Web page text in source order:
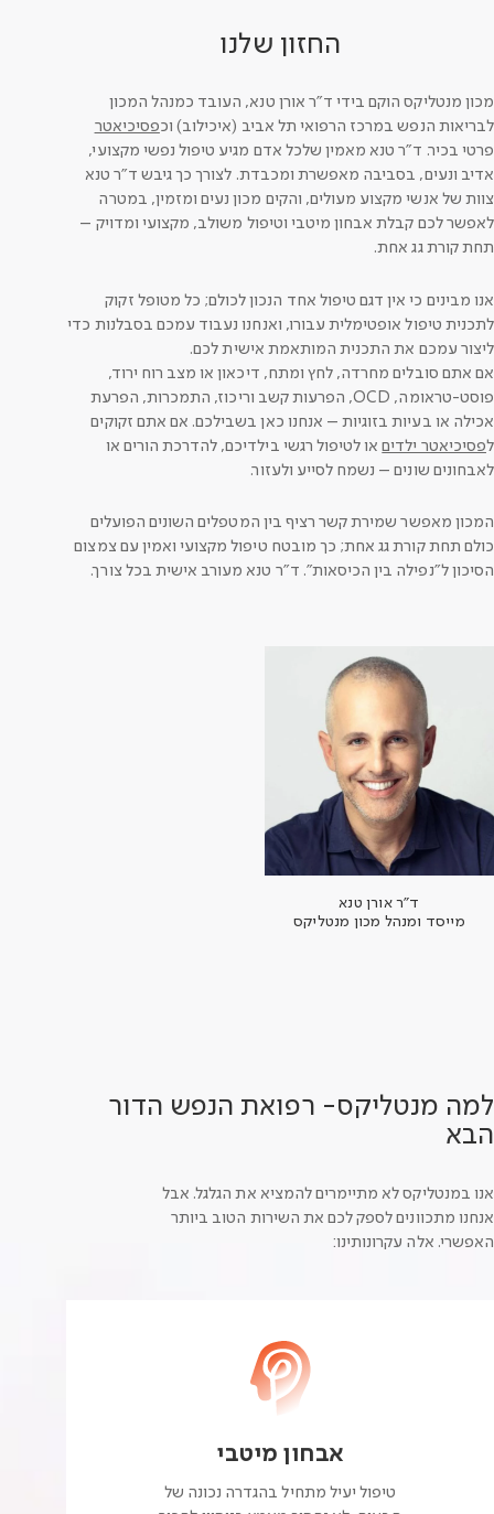
החזון שלנו
מכון מנטליקס הוקם בידי ד"ר אורן טנא, העובד כמנהל המכון
לבריאות הנפש במרכז הרפואי תל אביב (איכילוב) וכפסיכיאטר
פרטי בכיר. ד"ר טנא מאמין שלכל אדם מגיע טיפול נפשי מקצועי,
אדיב ונעים, בסביבה מאפשרת ומכבדת. לצורך כך גיבש ד"ר טנא
צוות של אנשי מקצוע מעולים, והקים מכון נעים ומזמין, במטרה
לאפשר לכם קבלת אבחון מיטבי וטיפול משולב, מקצועי ומדויק –
תחת קורת גג אחת.
אנו מבינים כי אין דגם טיפול אחד הנכון לכולם; כל מטופל זקוק
לתכנית טיפול אופטימלית עבורו, ואנחנו נעבוד עמכם בסבלנות כדי
ליצור עמכם את התכנית המותאמת אישית לכם.
אם אתם סובלים מחרדה, לחץ ומתח, דיכאון או מצב רוח ירוד,
פוסט-טראומה, OCD, הפרעות קשב וריכוז, התמכרות, הפרעת
אכילה או בעיות בזוגיות – אנחנו כאן בשבילכם. אם אתם זקוקים
לפסיכיאטר ילדיםאו לטיפול רגשי בילדיכם, להדרכת הורים או
לאבחונים שונים – נשמח לסייע ולעזור.
המכון מאפשר שמירת קשר רציף בין המטפלים השונים הפועלים
כולם תחת קורת גג אחת; כך מובטח טיפול מקצועי ואמין עם צמצום
הסיכון ל"נפילה בין הכיסאות". ד"ר טנא מעורב אישית בכל צורך.
ד״ר אורן טנא
מייסד ומנהל מכון מנטליקס
למה מנטליקס- רפואת הנפש הדור
הבא
אנו במנטליקס לא מתיימרים להמציא את הגלגל. אבל
אנחנו מתכוונים לספק לכם את השירות הטוב ביותר
האפשרי. אלה עקרונותינו:
אבחון מיטבי
טיפול יעיל מתחיל בהגדרה נכונה של